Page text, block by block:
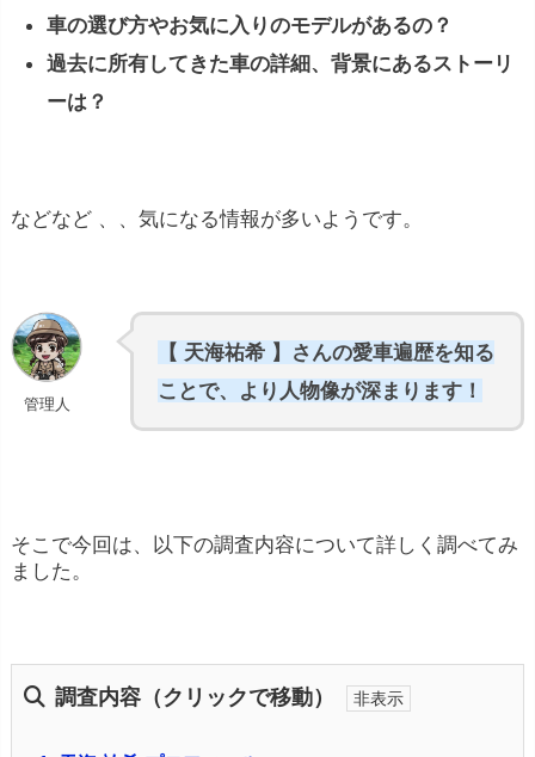
車の選び方やお気に入りのモデルがあるの？
過去に所有してきた車の詳細、背景にあるストーリ
ーは？
などなど 、、気になる情報が多いようです。
管理人
【 天海祐希 】さんの愛車遍歴を知る
ことで、より人物像が深まります！
そこで今回は、以下の調査内容について詳しく調べてみ
ました。
調査内容（クリックで移動）